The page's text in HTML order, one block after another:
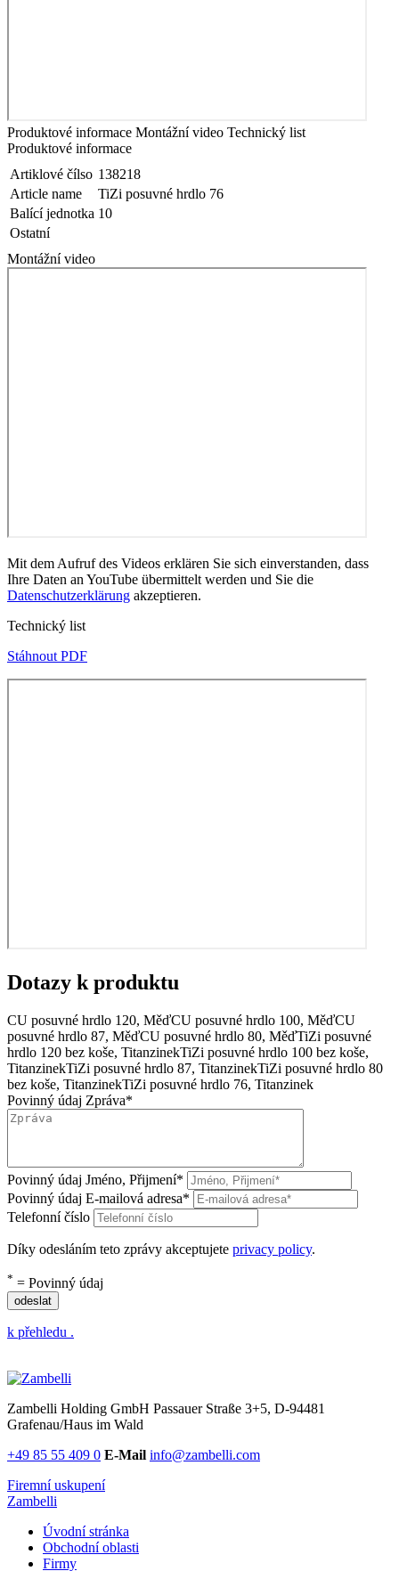
Produktové informace Montážní video Technický list
Produktové informace
Artiklové čílso 138218
Article name
TiZi posuvné hrdlo 76
Balící jednotka 10
Ostatní
Montážní video
Mit dem Aufruf des Videos erklären Sie sich einverstanden, dass
Ihre Daten an YouTube übermittelt werden und Sie die
Datenschutzerklärung akzeptieren.
Technický list
Stáhnout PDF
Dotazy k produktu
CU posuvné hrdlo 120, MěďCU posuvné hrdlo 100, MěďCU
posuvné hrdlo 87, MěďCU posuvné hrdlo 80, MěďTiZi posuvné
hrdlo 120 bez koše, TitanzinekTiZi posuvné hrdlo 100 bez koše,
TitanzinekTiZi posuvné hrdlo 87, TitanzinekTiZi posuvné hrdlo 80
bez koše, TitanzinekTiZi posuvné hrdlo 76, Titanzinek
Povinný údaj Zpráva*
Povinný údaj Jméno, Přijmení*
Povinný údaj E-mailová adresa*
Telefonní číslo
Díky odesláním teto zprávy akceptujete privacy policy.
* = Povinný údaj
odeslat
k přehledu .
Zambelli Holding GmbH Passauer Straße 3+5, D-94481
Grafenau/Haus im Wald
+49 85 55 409 0 E-Mail info@zambelli.com
Firemní uskupení
Zambelli
Úvodní stránka
Obchodní oblasti
Firmy